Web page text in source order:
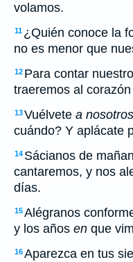
volamos.
11 ¿Quién conoce la
no es menor que
12 Para contar
traeremos al
13Vuélvete a nosotros
cuándo? Y aplácate
14 Sácianos de
cantaremos, y nos
días.
15Alégranos
y los años en que
16Aparezca en tus